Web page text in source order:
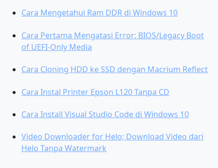
Cara Mengetahui Ram DDR di Windows 10
Cara Pertama Mengatasi Error: BIOS/Legacy Boot
of UEFI-Only Media
Cara Cloning HDD ke SSD dengan Macrium Reflect
Cara Instal Printer Epson L120 Tanpa CD
Cara Install Visual Studio Code di Windows 10
Video Downloader for Helo; Download Video dari
Helo Tanpa Watermark